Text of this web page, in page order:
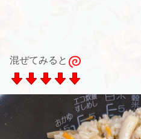
混ぜてみると